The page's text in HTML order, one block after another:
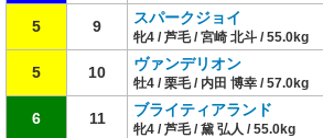
5 9 スパークジョイ
牝4 / 芦毛 / 宮崎 北斗 / 55.0kg
5 10 ヴァンデリオン
牡4 / 栗毛 / 内田 博幸 / 57.0kg
6 11 ブライティアランド
牝4 / 芦毛 / 黛 弘人 / 55.0kg